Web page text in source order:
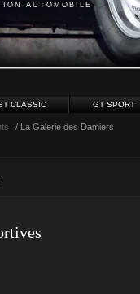
AUTOMOBILE
CLASSIC GT SPORT
/ La Galerie des Damiers